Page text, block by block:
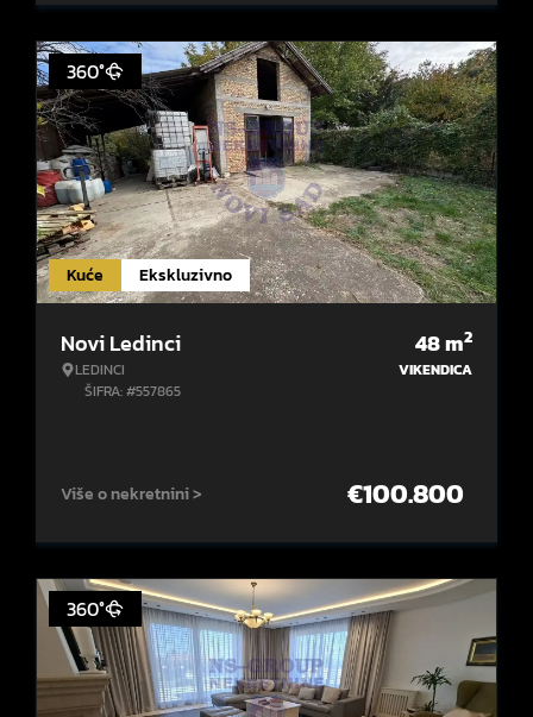
Kuće Ekskluzivno
360°
Novi Ledinci
LEDINCI
ŠIFRA: #557865
48m2
VIKENDICA
Više o nekretnini > €100.800
360°